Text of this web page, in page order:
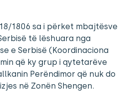
1806 sa i përket mbajtësve
të lëshuara nga
e Serbisë (Koordinaciona
që ky grup i qytetarëve
Perëndimor që nuk do
në Zonën Shengen.